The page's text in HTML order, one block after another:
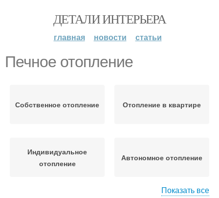
ДЕТАЛИ ИНТЕРЬЕРА
главная новости статьи
Печное отопление
Собственное отопление Отопление в квартире
Индивидуальное
отопление
Автономное отопление
Показать все